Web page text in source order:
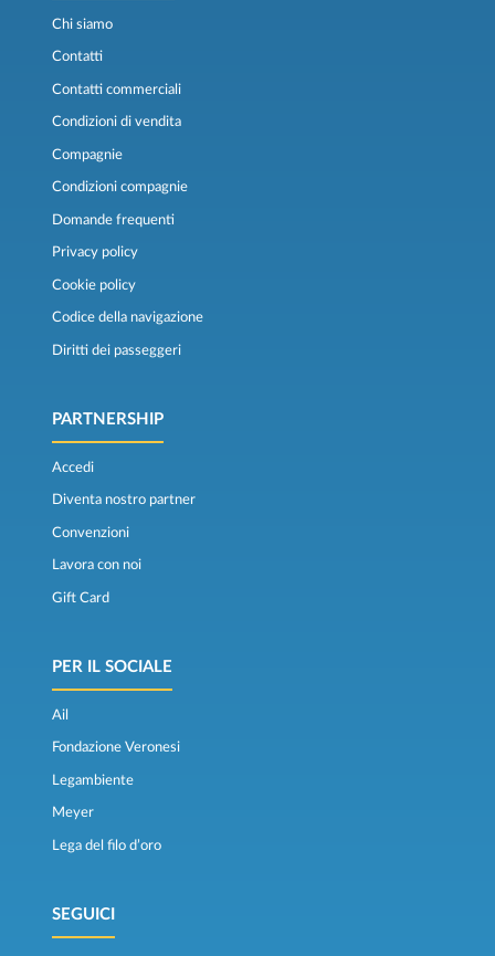
Chi siamo
Contatti
Contatti commerciali
Condizioni di vendita
Compagnie
Condizioni compagnie
Domande frequenti
Privacy policy
Cookie policy
Codice della navigazione
Diritti dei passeggeri
PARTNERSHIP
Accedi
Diventa nostro partner
Convenzioni
Lavora con noi
Gift Card
PER IL SOCIALE
Ail
Fondazione Veronesi
Legambiente
Meyer
Lega del filo d’oro
SEGUICI